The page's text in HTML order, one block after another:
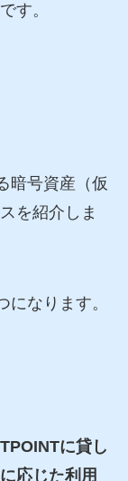
す。
暗号資産（仮
を紹介しま
なります。
に貸し
応じた利用